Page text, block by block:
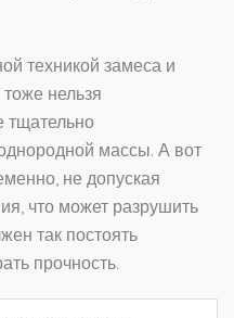
техникой замеса и
нельзя
тщательно
массы. А вот
не допуская
что может разрушить
так постоять
прочность.